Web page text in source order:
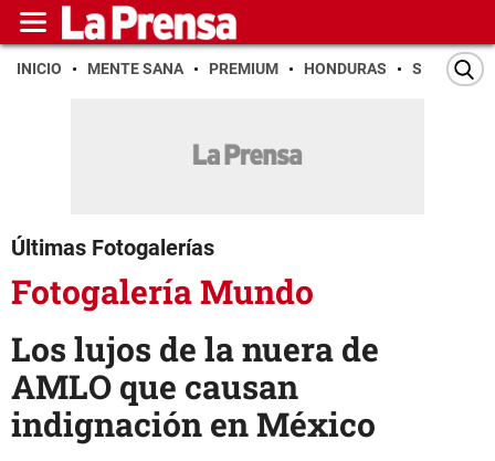
INICIO MENTE SANA PREMIUM HONDURAS SAN PEDRO
Últimas Fotogalerías
Fotogalería Mundo
Los lujos de la nuera de
AMLO que causan
indignación en México